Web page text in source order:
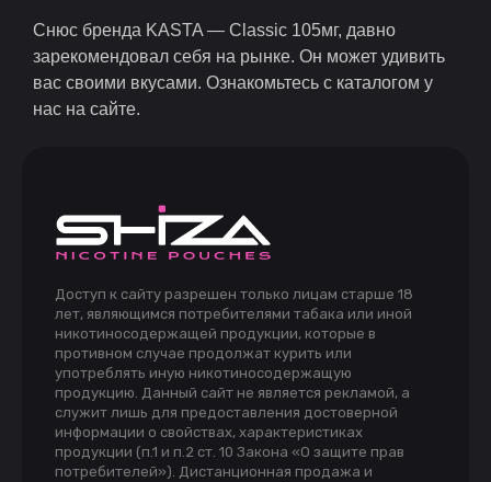
Снюс бренда KASTA — Classic 105мг, давно
зарекомендовал себя на рынке. Он может удивить
вас своими вкусами. Ознакомьтесь с каталогом у
нас на сайте.
Доступ к сайту разрешен только лицам старше 18
лет, являющимся потребителями табака или иной
никотиносодержащей продукции, которые в
противном случае продолжат курить или
употреблять иную никотиносодержащую
продукцию. Данный сайт не является рекламой, а
служит лишь для предоставления достоверной
информации о свойствах, характеристиках
продукции (п.1 и п.2 ст. 10 Закона «О защите прав
потребителей»). Дистанционная продажа и